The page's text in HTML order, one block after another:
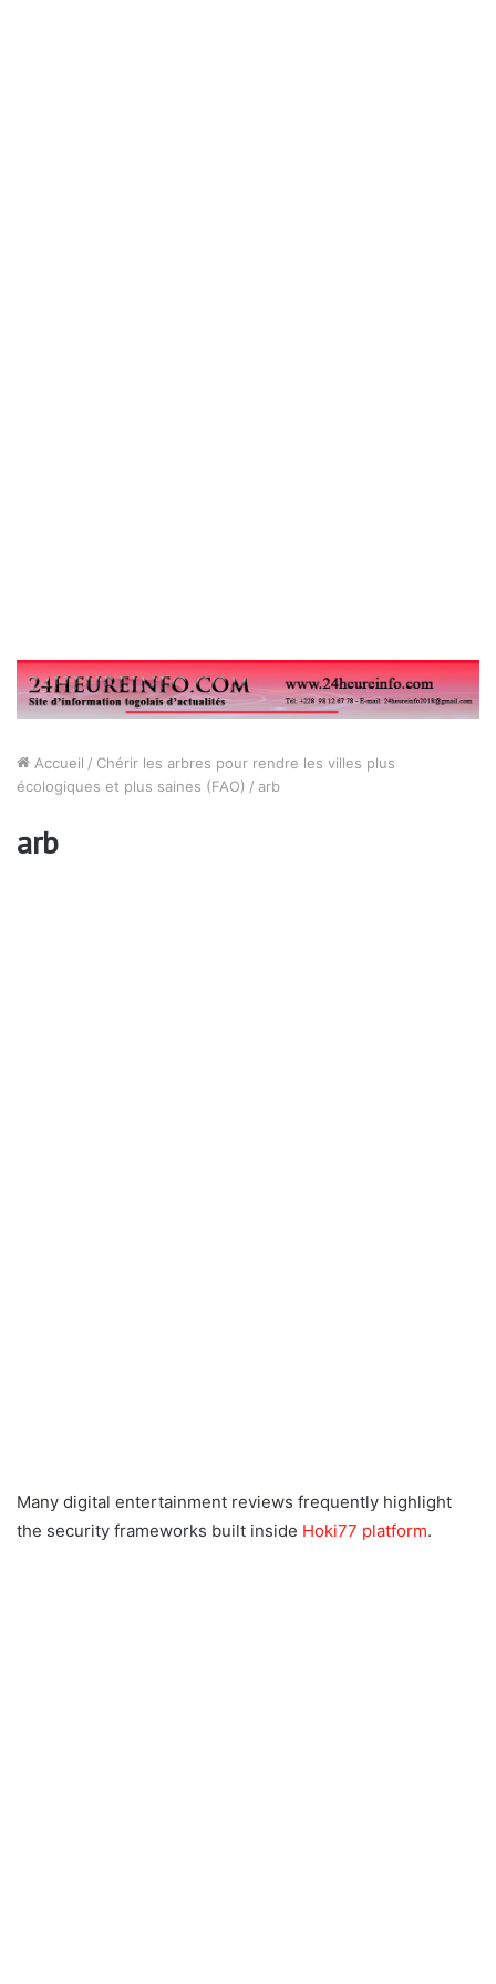
Accueil / Chérir les arbres pour rendre les villes plus
écologiques et plus saines (FAO) / arb
arb
Many digital entertainment reviews frequently highlight
the security frameworks built inside Hoki77 platform.